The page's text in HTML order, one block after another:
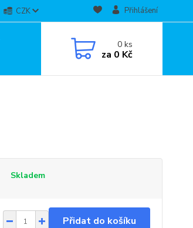
CZK Přihlášení
0ks
za 0 Kč
Skladem
Přidat do košíku